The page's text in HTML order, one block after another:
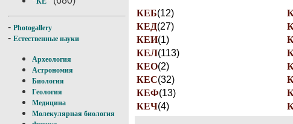
- Photogallery
- Естественные науки
Археология
Астрономия
Биология
Геология
Медицина
Молекулярная биология
КЕБ(12)
КЕД(27)
КЕИ(1)
КЕЛ(113)
КЕО(2)
КЕС(32)
КЕФ(13)
КЕЧ(4)